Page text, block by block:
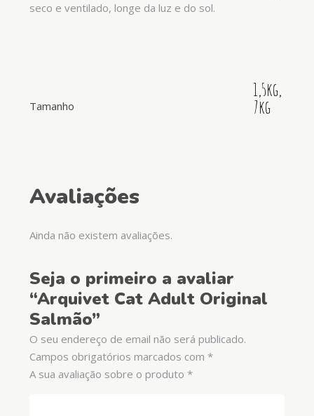
seco e ventilado, longe da luz e do sol.
Tamanho
1,5kg,
7kg
Avaliações
Ainda não existem avaliações.
Seja o primeiro a avaliar
“Arquivet Cat Adult Original
Salmão”
O seu endereço de email não será publicado.
Campos obrigatórios marcados com *
A sua avaliação sobre o produto *